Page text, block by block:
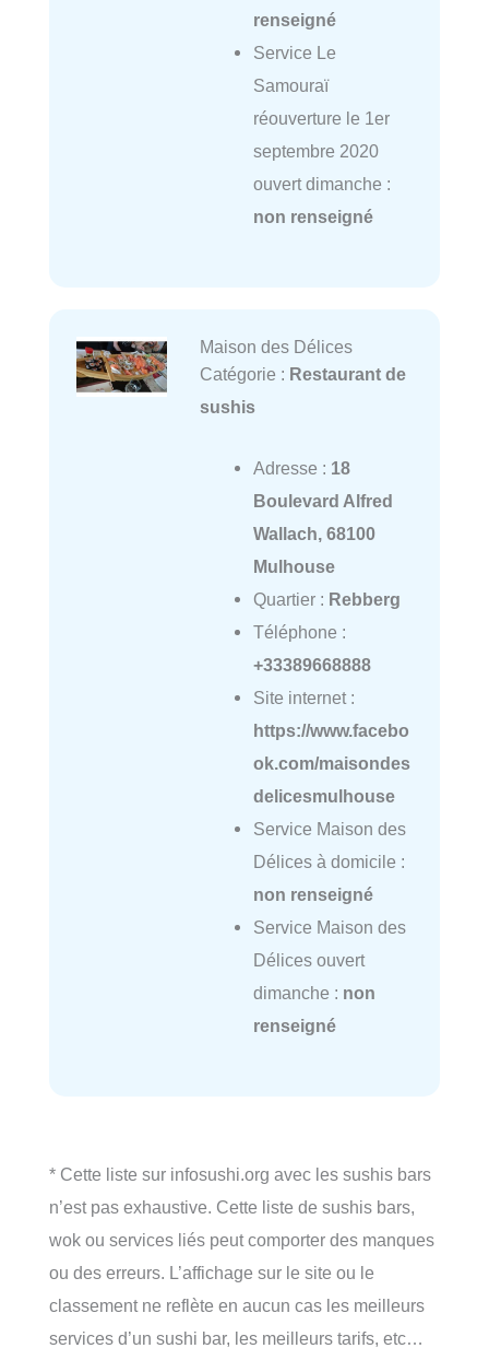
renseigné
Service Le
Samouraï
réouverture le 1er
septembre 2020
ouvert dimanche :
non renseigné
Maison des Délices
Catégorie : Restaurant de
sushis
Adresse : 18
Boulevard Alfred
Wallach, 68100
Mulhouse
Quartier : Rebberg
Téléphone :
+33389668888
Site internet :
https://www.facebo
ok.com/maisondes
delicesmulhouse
Service Maison des
Délices à domicile :
non renseigné
Service Maison des
Délices ouvert
dimanche : non
renseigné
* Cette liste sur infosushi.org avec les sushis bars
n’est pas exhaustive. Cette liste de sushis bars,
wok ou services liés peut comporter des manques
ou des erreurs. L’affichage sur le site ou le
classement ne reflète en aucun cas les meilleurs
services d’un sushi bar, les meilleurs tarifs, etc…